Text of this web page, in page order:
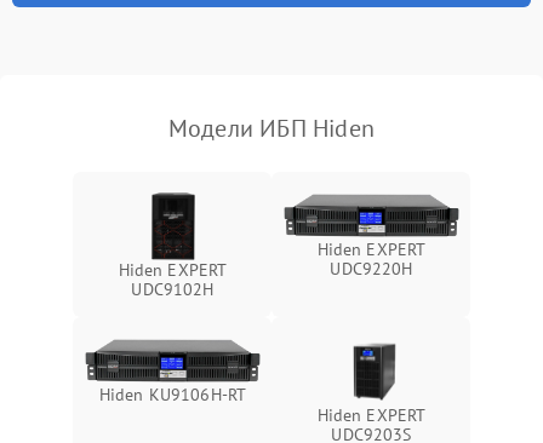
индикаторов
Неисправность системы
2000 ₽ Подробнее →
переключения
Подробнее →
Модели ИБП Hiden
Hiden EXPERT
UDC9102H
Hiden EXPERT
UDC9220H
Hiden KU9106H-RT
Hiden EXPERT
UDC9203S